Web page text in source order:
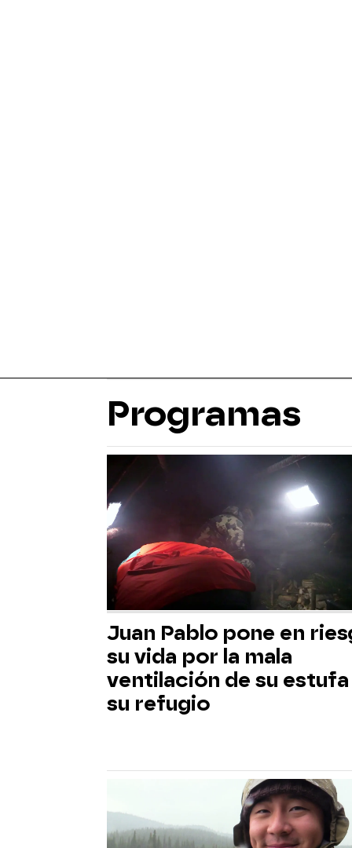
Programas
Juan Pablo pone en
su vida por la mala
ventilación de su estufa
su refugio